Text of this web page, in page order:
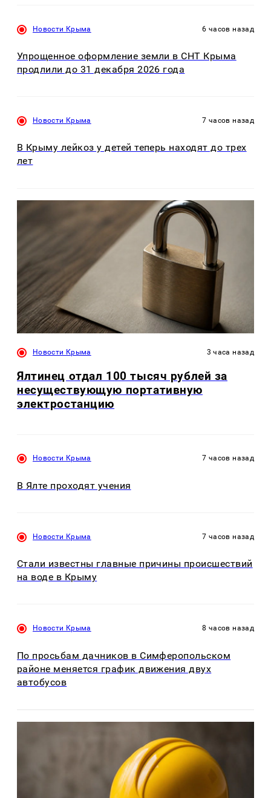
Новости Крыма 6 часов назад
Упрощенное оформление земли в СНТ Крыма
продлили до 31 декабря 2026 года
Новости Крыма 7 часов назад
В Крыму лейкоз у детей теперь находят до трех
лет
Новости Крыма 3 часа назад
Ялтинец отдал 100 тысяч рублей за
несуществующую портативную
электростанцию
Новости Крыма 7 часов назад
В Ялте проходят учения
Новости Крыма 7 часов назад
Стали известны главные причины происшествий
на воде в Крыму
Новости Крыма 8 часов назад
По просьбам дачников в Симферопольском
районе меняется график движения двух
автобусов